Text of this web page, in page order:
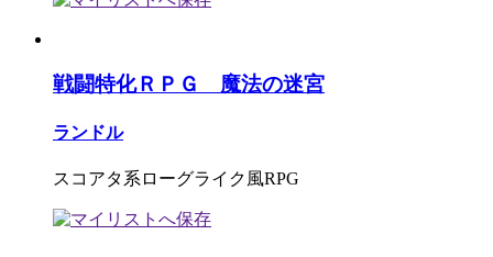
戦闘特化ＲＰＧ 魔法の迷宮
ランドル
スコアタ系ローグライク風RPG